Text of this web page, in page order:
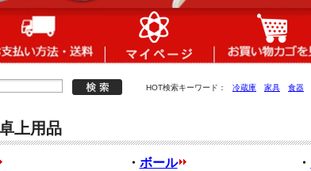
HOT検索キーワード： 冷蔵庫 家具 食器
上用品
・ ボール ・